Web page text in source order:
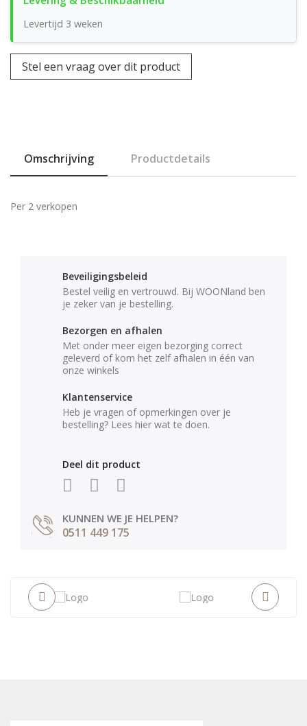
Levertijd 3 weken
Stel een vraag over dit product
Omschrijving Productdetails
Per 2 verkopen
Beveiligingsbeleid
Bestel veilig en vertrouwd. Bij WOONland ben
je zeker van je bestelling.
Bezorgen en afhalen
Met onder meer eigen bezorging correct
geleverd of kom het zelf afhalen in één van
onze winkels
Klantenservice
Heb je vragen of opmerkingen over je
bestelling? Lees hier wat te doen.
Deel dit product
KUNNEN WE JE HELPEN?
0511 449 175